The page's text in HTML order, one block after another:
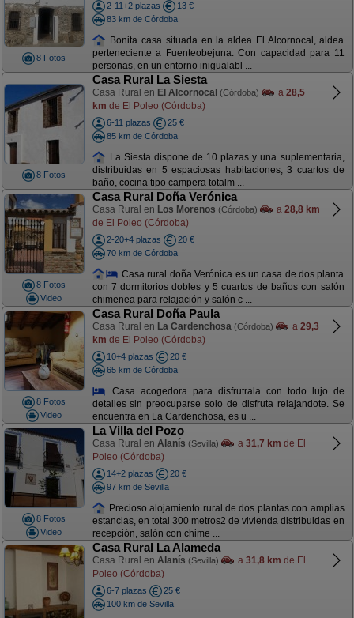
8 Fotos
2-11+2 plazas
13 €
83 km de Córdoba
Bonita casa situada en la aldea El Alcornocal, aldea
perteneciente a Fuenteobejuna. Con capacidad para 11
personas, en un entorno inigualabl ...
8 Fotos
Casa Rural La Siesta
Casa Rural en El Alcornocal (Córdoba) a 28,5
km de El Poleo (Córdoba)
6-11 plazas
25 €
85 km de Córdoba
La Siesta dispone de 10 plazas y una suplementaria,
distribuidas en 5 espaciosas habitaciones, 3 cuartos de
baño, cocina tipo campera totalm ...
8 Fotos
Video
Casa Rural Doña Verónica
Casa Rural en Los Morenos (Córdoba) a 28,8 km
de El Poleo (Córdoba)
2-20+4 plazas
20 €
70 km de Córdoba
Casa rural doña Verónica es un casa de dos planta
con 7 dormitorios dobles y 5 cuartos de baños con salón
chimenea para relajación y salón c ...
8 Fotos
Video
Casa Rural Doña Paula
Casa Rural en La Cardenchosa (Córdoba) a 29,3
km de El Poleo (Córdoba)
10+4 plazas
20 €
65 km de Córdoba
Casa acogedora para disfrutrala con todo lujo de
detalles sin preocuparse solo de disfruta relajandote. Se
encuentra en La Cardenchosa, es u ...
8 Fotos
Video
La Villa del Pozo
Casa Rural en Alanís (Sevilla) a 31,7 km de El
Poleo (Córdoba)
14+2 plazas
20 €
97 km de Sevilla
Precioso alojamiento rural de dos plantas con amplias
estancias, en total 300 metros2 de vivienda distribuidas en
recepción, salón con chime ...
Casa Rural La Alameda
Casa Rural en Alanís (Sevilla) a 31,8 km de El
Poleo (Córdoba)
6-7 plazas
25 €
100 km de Sevilla